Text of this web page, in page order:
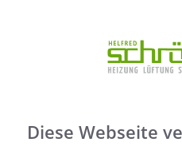
Diese Webseite